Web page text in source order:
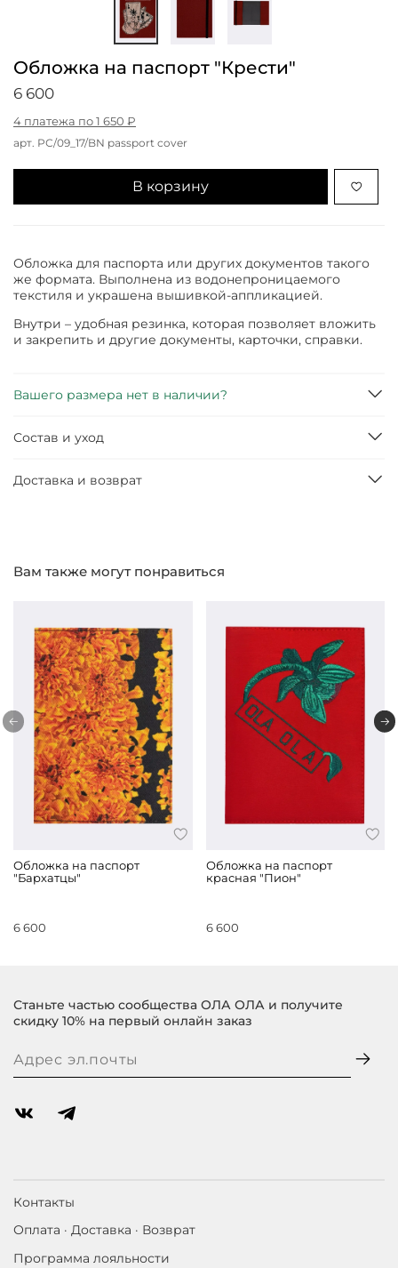
арт. РС/09_17/BN passport cover
Обложка на паспорт "Крести"
6 600
4 платежа по 1 650 ₽
В корзину
Обложка для паспорта или других документов такого
же формата. Выполнена из водонепроницаемого
текстиля и украшена вышивкой-аппликацией.
Внутри – удобная резинка, которая позволяет вложить
и закрепить и другие документы, карточки, справки.
Вашего размера нет в наличии?
Состав и уход
Доставка и возврат
Вам также могут понравиться
Обложка на паспорт
"Бархатцы"
6 600
Обложка на паспорт
красная "Пион"
6 600
Контакты
Оплата · Доставка · Возврат
Программа лояльности
Станьте частью сообщества ОЛА ОЛА и получите
скидку 10% на первый онлайн заказ